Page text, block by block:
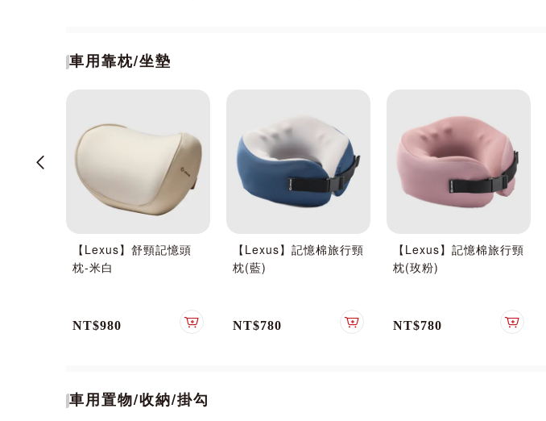
車用靠枕/坐墊
加入購物車
【Lexus】舒頸記憶頭
枕-米白
NT$980 加入購物車
【Lexus】記憶棉旅行頸
枕(藍)
NT$780 加入購物車
【Lexus】記憶棉旅行頸
枕(玫粉)
NT$780 加入
車用置物/收納/掛勾